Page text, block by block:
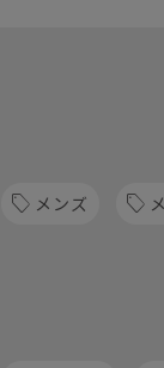
メンズ